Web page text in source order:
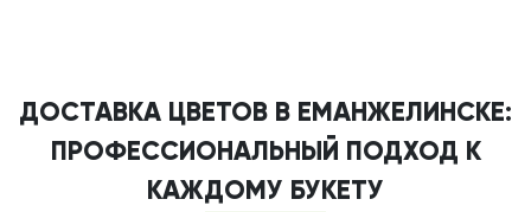
ДОСТАВКА ЦВЕТОВ В ЕМАНЖЕЛИНСКЕ:
ПРОФЕССИОНАЛЬНЫЙ ПОДХОД К
КАЖДОМУ БУКЕТУ